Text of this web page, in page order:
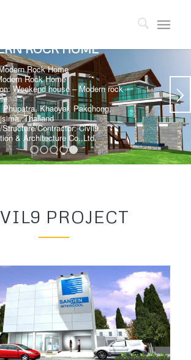
ROCK HOME
Rock Home
Rock Home
Weekend house – Modern rock
Phupatra, Khaoyai, Pakchong,
Thailand
Contractor: Civil9
& Architecture Co.,Ltd.
1 2 3 4 5
PROJECT